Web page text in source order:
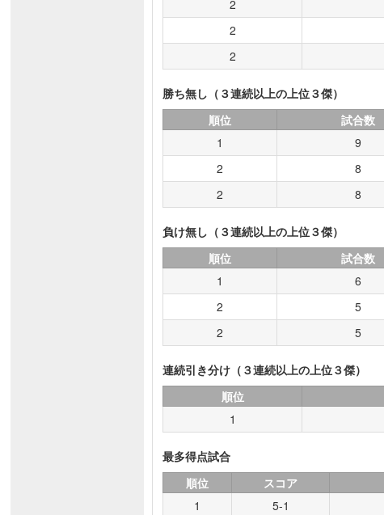
2
2
2
勝ち無し（３連続以上の上位３傑）
順位
試合数
1
9
2
8
2
8
負け無し（３連続以上の上位３傑）
順位
試合数
1
6
2
5
2
5
連続引き分け（３連続以上の上位３傑）
順位
1
最多得点試合
順位
スコア
1
5-1